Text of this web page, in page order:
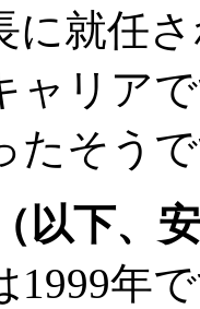
に就任
ャリア
たそう
以下、
1999年